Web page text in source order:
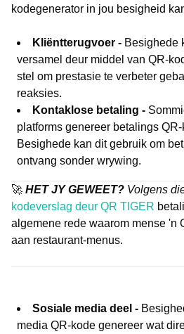
kodegenerator in jou besigheid
Kliëntterugvoer - Besighede
versamel deur middel van QR-
stel om prestasie te verbeter
reaksies.
Kontaklose betaling -
platforms genereer betalings
Besighede kan dit gebruik om
ontvang sonder wrywing.
🚀 HET JY GEWEET? Volgens
kodeverslag deur QR TIGER
algemene rede waarom mense 'n
aan restaurant-menus.
Sosiale media deel -
media QR-kode genereer wat